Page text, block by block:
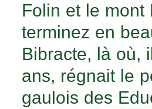
Folin et le mont
terminez en
Bibracte, là où,
ans, régnait le
gaulois des